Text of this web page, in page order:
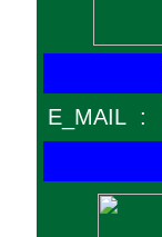
E_MAIL :